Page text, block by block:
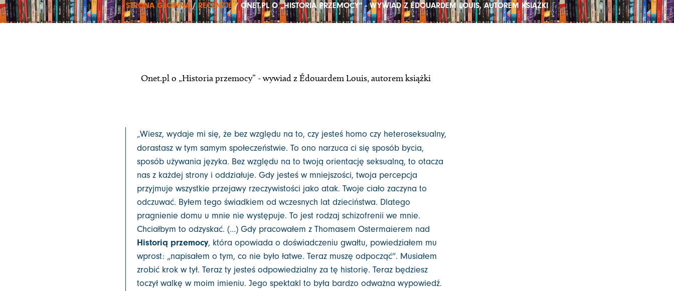
STRONA GŁÓWNA/RECENZJE/ ONET.PL O „HISTORIA PRZEMOCY” - WYWIAD Z ÉDOUARDEM LOUIS, AUTOREM KSIĄŻKI
Onet.pl o „Historia przemocy” - wywiad z Édouardem Louis, autorem książki
„Wiesz, wydaje mi się, że bez względu na to, czy jesteś homo czy heteroseksualny,
dorastasz w tym samym społeczeństwie. To ono narzuca ci się sposób bycia,
sposób używania języka. Bez względu na to twoją orientację seksualną, to otacza
nas z każdej strony i oddziałuje. Gdy jesteś w mniejszości, twoja percepcja
przyjmuje wszystkie przejawy rzeczywistości jako atak. Twoje ciało zaczyna to
odczuwać. Byłem tego świadkiem od wczesnych lat dzieciństwa. Dlatego
pragnienie domu u mnie nie występuje. To jest rodzaj schizofrenii we mnie.
Chciałbym to odzyskać. (…) Gdy pracowałem z Thomasem Ostermaierem nad
Historią przemocy, która opowiada o doświadczeniu gwałtu, powiedziałem mu
wprost: „napisałem o tym, co nie było łatwe. Teraz muszę odpocząć”. Musiałem
zrobić krok w tył. Teraz ty jesteś odpowiedzialny za tę historię. Teraz będziesz
toczył walkę w moim imieniu. Jego spektakl to była bardzo odważna wypowiedź.